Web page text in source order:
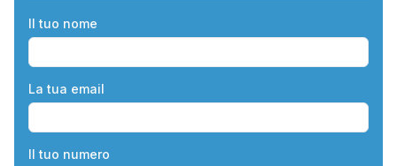
Il tuo nome
La tua email
Il tuo numero